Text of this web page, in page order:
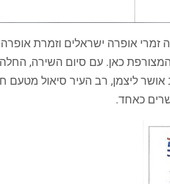
אופרה ישראלים וזמרת
המצורפת כאן. עם סיום השירה,
ליצמן, רב העיר סיאול מטעם
כאחד.